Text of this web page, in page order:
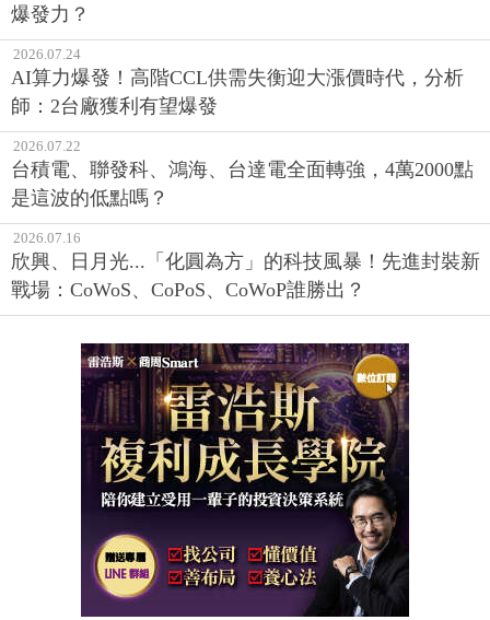
爆發力？
2026.07.24
AI算力爆發！高階CCL供需失衡迎大漲價時代，分析
師：2台廠獲利有望爆發
2026.07.22
台積電、聯發科、鴻海、台達電全面轉強，4萬2000點
是這波的低點嗎？
2026.07.16
欣興、日月光...「化圓為方」的科技風暴！先進封裝新
戰場：CoWoS、CoPoS、CoWoP誰勝出？